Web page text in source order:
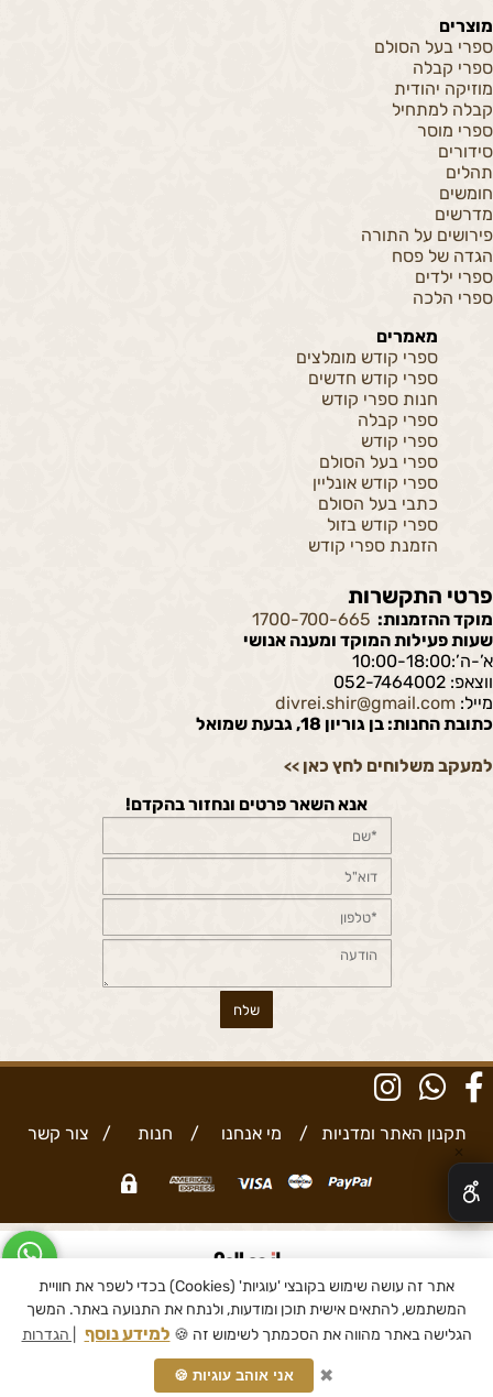
מוצרים
ספרי בעל הסולם
ספרי קבלה
מוזיקה יהודית
קבלה למתחיל
ספרי מוסר
סידורים
תהלים
חומשים
מדרשים
פירושים על התורה
הגדה של פסח
ספרי ילדים
ספרי הלכה
מאמרים
ספרי קודש מומלצים
ספרי קודש חדשים
חנות ספרי קודש
ספרי קבלה
ספרי קודש
ספרי בעל הסולם
ספרי קודש אונליין
כתבי בעל הסולם
ספרי קודש בזול
הזמנת ספרי קודש
פרטי התקשרות
מוקד ההזמנות: 1700-700-665
שעות פעילות המוקד ומענה אנושי
א’-ה’:10:00-18:00
ווצאפ: 052-7464002
מייל: divrei.shir@gmail.com
כתובת החנות: בן גוריון 18, גבעת שמואל
למעקב משלוחים לחץ כאן >>
אנא השאר פרטים ונחזור בהקדם!
תקנון האתר ומדניות / מי אנחנו / חנות / צור קשר
בניית אתרים
✕
אתר זה עושה שימוש בקובצי 'עוגיות' (Cookies) בכדי לשפר את חוויית
המשתמש, להתאים אישית תוכן ומודעות, ולנתח את התנועה באתר. המשך
הגלישה באתר מהווה את הסכמתך לשימוש זה 🍪 למידע נוסף | הגדרות
אני אוהב עוגיות 🍪 ✖